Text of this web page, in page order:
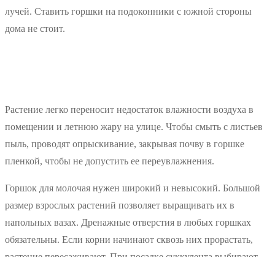
лучей. Ставить горшки на подоконники с южной стороны
дома не стоит.
Растение легко переносит недостаток влажности воздуха в
помещении и летнюю жару на улице. Чтобы смыть с листьев
пыль, проводят опрыскивание, закрывая почву в горшке
пленкой, чтобы не допустить ее переувлажнения.
Горшок для молочая нужен широкий и невысокий. Большой
размер взрослых растений позволяет выращивать их в
напольных вазах. Дренажные отверстия в любых горшках
обязательны. Если корни начинают сквозь них прорастать,